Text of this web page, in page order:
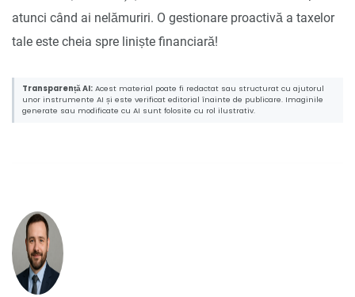
atunci când ai nelămuriri. O gestionare proactivă a taxelor
tale este cheia spre liniște financiară!
Transparență AI: Acest material poate fi redactat sau structurat cu ajutorul
unor instrumente AI și este verificat editorial înainte de publicare. Imaginile
generate sau modificate cu AI sunt folosite cu rol ilustrativ.